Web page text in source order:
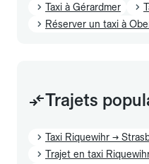
Taxi à Gérardmer
Réserver un taxi à
Trajets
Taxi Riquewihr →
Trajet en taxi